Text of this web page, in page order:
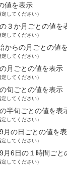
値を表示
定してください）
３か月ごとの値を
定してください）
からの月ごとの値
定してください）
月ごとの値を表示
定してください）
旬ごとの値を表示
定してください）
半旬ごとの値を表
定してください）
月の日ごとの値を
定してください）
月6日の１時間ごと
定してください）